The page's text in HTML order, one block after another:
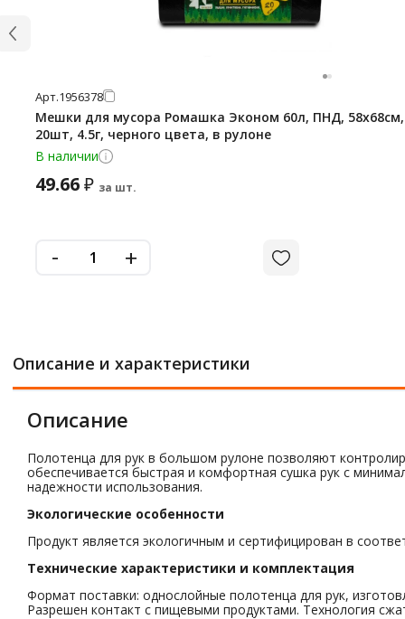
Арт.1956378
Мешки для мусора Ромашка Эконом 60л, ПНД,
20шт, 4.5г, черного цвета, в рулоне
В наличии
49.66₽ за шт.
- +
Описание и характеристики
Описание
Полотенца для рук в большом рулоне позволяют
обеспечивается быстрая и комфортная сушка рук с
надежности использования.
Экологические особенности
Продукт является экологичным и сертифицирован в
Технические характеристики и комплектация
Формат поставки: однослойные полотенца для рук,
Разрешен контакт с пищевыми продуктами. Технология